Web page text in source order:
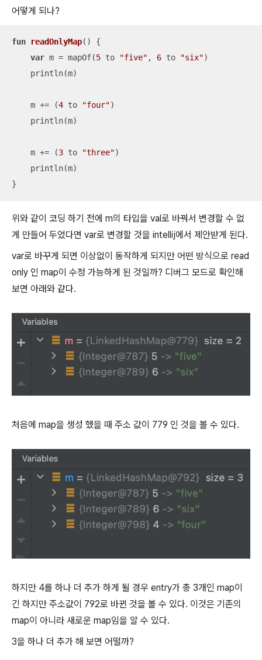
어떻게 되나?
fun readOnlyMap()
{
var m = mapOf(5 to "five" , 6 to "six")
    println(m)
    m += (
4 to "four")
    println(m)
    m += (
3 to "three")
    println(m)
}
위와 같이 코딩 하기 전에 m의 타입을 val로 바꿔서 변경할 수 없
게 만들어 두었다면 var로 변경할 것을 intellij에서 제안받게 된다.
var로 바꾸게 되면 이상없이 동작하게 되지만 어떤 방식으로 read
only 인 map이 수정 가능하게 된 것일까? 디버그 모드로 확인해
보면 아래와 같다.
처음에 map을 생성 했을 때 주소 값이 779 인 것을 볼 수 있다.
하지만 4를 하나 더 추가 하게 될 경우 entry가 총 3개인 map이
긴 하지만 주소값이 792로 바뀐 것을 볼 수 있다. 이것은 기존의
map이 아니라 새로운 map임을 알 수 있다.
3을 하나 더 추가 해 보면 어떨까?